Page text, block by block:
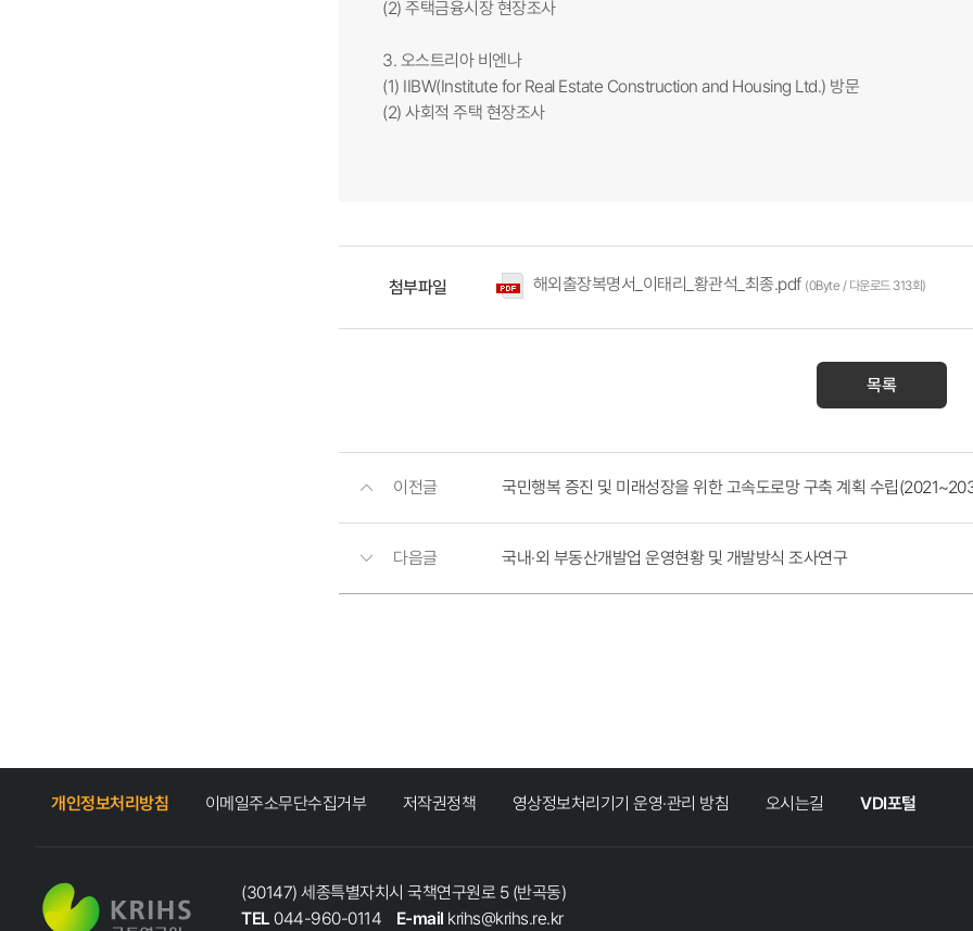
(2) 주택금융시장 현장조사
3. 오스트리아 비엔나
(1) IIBW(Institute for Real Estate Construction and Housing Ltd.) 방문
(2) 사회적 주택 현장조사​
첨부파일 해외출장복명서_이태리_황관석_최종.pdf (0Byte / 다운로드 313회)
목록
이전글 국민행복 증진 및 미래성장을 위한 고속도로망 구축 계획 수립
다음글 국내·외 부동산개발업 운영현황 및 개발방식 조사연구
개인정보처리방침 이메일주소무단수집거부 저작권정책 영상정보처리기기 운영·관리 방침 오시는길 VDI포털
(30147) 세종특별자치시 국책연구원로 5 (반곡동)
TEL 044-960-0114 E-mail krihs@krihs.re.kr